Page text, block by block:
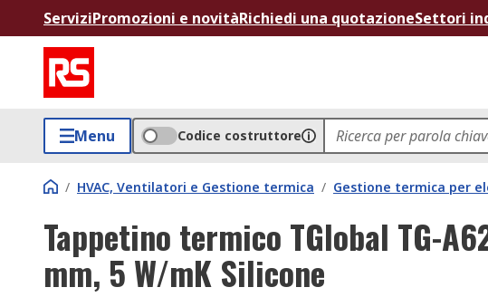
ServiziPromozioni e novitàRichiedi una quotazioneSettori
Menu Codice costruttore
/ HVAC, Ventilatori e Gestione termica / Gestione termica per
Tappetino termico TGlobal TG-
mm, 5 W/mK Silicone